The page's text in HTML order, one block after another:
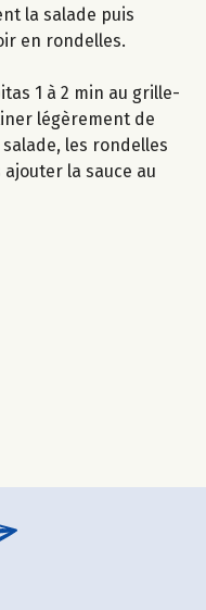
la salade puis
en rondelles.
1 à 2 min au grille-
légèrement de
les rondelles
la sauce au